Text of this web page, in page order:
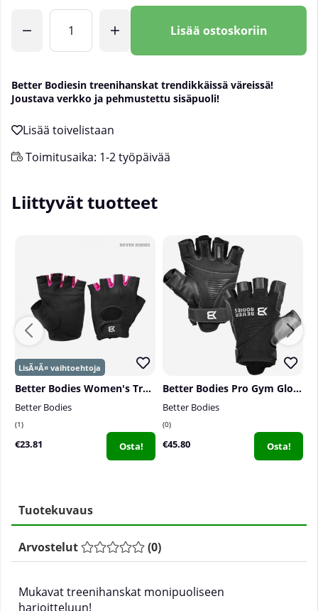
Lisää ostoskoriin
Better Bodiesin treenihanskat trendikkäissä väreissä!
Joustava verkko ja pehmustettu sisäpuoli!
Toimitusaika: 1-2 työpäivää
Liittyvät tuotteet
Better Bodies Women's Training Gloves, black/pink
Better Bodies
1
€23.81 Osta!
Better Bodies Pro Gym Gloves
Better Bodies
0
€45.80 Osta!
Tuotekuvaus
Arvostelut (0)
Mukavat treenihanskat monipuoliseen
harjoitteluun!